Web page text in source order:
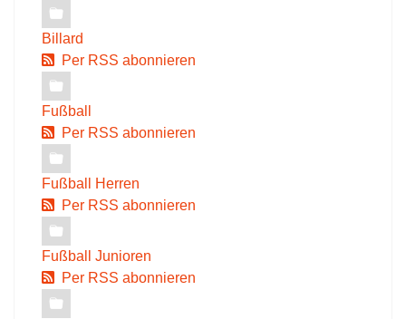
Billard
Per RSS abonnieren
Fußball
Per RSS abonnieren
Fußball Herren
Per RSS abonnieren
Fußball Junioren
Per RSS abonnieren